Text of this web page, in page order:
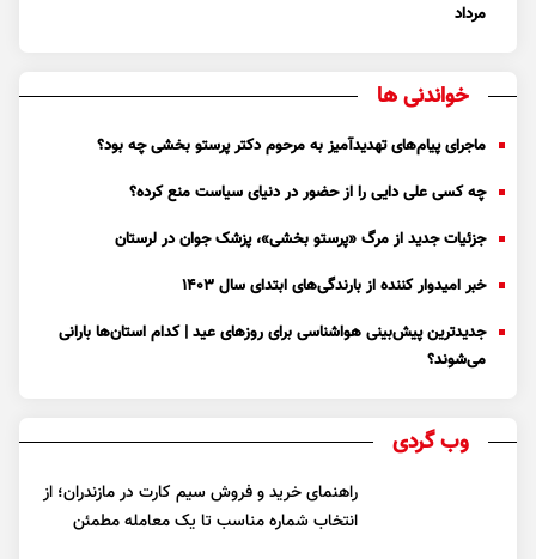
مرداد
خواندنی ها
ماجرای پیام‌های تهدیدآمیز به مرحوم دکتر پرستو بخشی چه بود؟
چه کسی علی دایی را از حضور در دنیای سیاست منع کرده؟
جزئیات جدید از مرگ «پرستو بخشی»، پزشک جوان در لرستان
خبر امیدوار کننده از بارندگی‌های ابتدای سال ۱۴۰۳
جدیدترین پیش‌بینی هواشناسی برای روزهای عید | کدام استان‌ها بارانی
می‌شوند؟
وب گردی
راهنمای خرید و فروش سیم کارت در مازندران؛ از
انتخاب شماره مناسب تا یک معامله مطمئن